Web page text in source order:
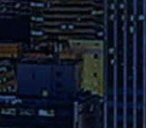
資料請求